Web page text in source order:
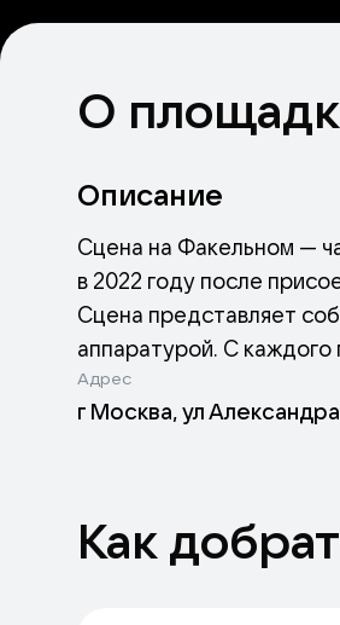
О
Описание
Сцена на Факельном —
в 2022 году после
Сцена представляет
аппаратурой. С
места для
В оформлении
Адрес
г Москва, ул
Как